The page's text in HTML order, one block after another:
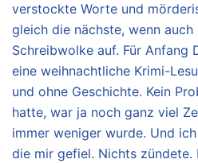
verstockte Worte und
gleich die nächste, wenn
Schreibwolke auf. Für Anfang
eine weihnachtliche Krimi-
und ohne Geschichte. Kein
hatte, war ja noch ganz viel
immer weniger wurde. Und
die mir gefiel. Nichts zündete.